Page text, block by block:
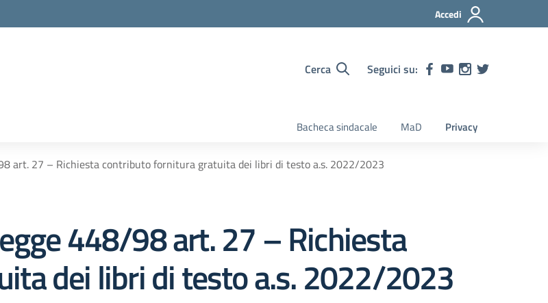
Accedi
Cerca Seguici su:
Bacheca sindacale MaD Privacy
art. 27 – Richiesta contributo fornitura gratuita dei libri di testo a.s. 2022/2023
448/98 art. 27 – Richiesta
dei libri di testo a.s. 2022/2023